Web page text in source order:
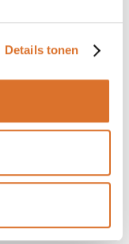
Details tonen